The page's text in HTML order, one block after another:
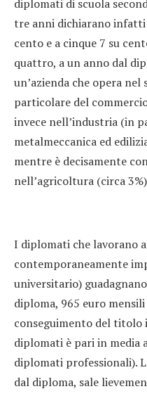
diplomati di scuola
tre anni dichiarano
cento e a cinque 7 su
quattro, a un anno dal
un’azienda che opera
particolare del
invece nell’industria (in
metalmeccanica ed
mentre è decisamente
nell’agricoltura (circa
I diplomati che lavorano
contemporaneamente
universitario)
diploma, 965 euro
conseguimento del titolo
diplomati è pari in media
diplomati professionali).
dal diploma, sale